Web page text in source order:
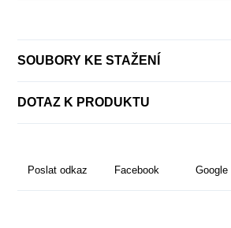
SOUBORY KE STAŽENÍ
DOTAZ K PRODUKTU
Poslat odkaz Facebook Google